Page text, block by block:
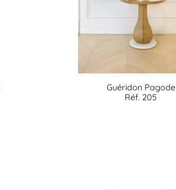
Guéridon Pagode
Réf. 205